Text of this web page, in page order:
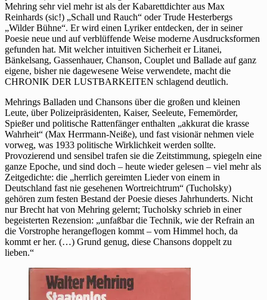
Mehring sehr viel mehr ist als der Kabarettdichter aus Max
Reinhards (sic!) „Schall und Rauch“ oder Trude Hesterbergs
„Wilder Bühne“. Er wird einen Lyriker entdecken, der in seiner
Poesie neue und auf verblüffende Weise moderne Ausdrucksformen
gefunden hat. Mit welcher intuitiven Sicherheit er Litanei,
Bänkelsang, Gassenhauer, Chanson, Couplet und Ballade auf ganz
eigene, bisher nie dagewesene Weise verwendete, macht die
CHRONIK DER LUSTBARKEITEN schlagend deutlich.
Mehrings Balladen und Chansons über die großen und kleinen
Leute, über Polizeipräsidenten, Kaiser, Seeleute, Fememörder,
Spießer und politische Rattenfänger enthalten „akkurat die krasse
Wahrheit“ (Max Herrmann-Neiße), und fast visionär nehmen viele
vorweg, was 1933 politische Wirklichkeit werden sollte.
Provozierend und sensibel trafen sie die Zeitstimmung, spiegeln eine
ganze Epoche, und sind doch – heute wieder gelesen – viel mehr als
Zeitgedichte: die „herrlich gereimten Lieder von einem in
Deutschland fast nie gesehenen Wortreichtrum“ (Tucholsky)
gehören zum festen Bestand der Poesie dieses Jahrhunderts. Nicht
nur Brecht hat von Mehring gelernt; Tucholsky schrieb in einer
begeisterten Rezension: „unfaßbar die Technik, wie der Refrain an
die Vorstrophe herangeflogen kommt – vom Himmel hoch, da
kommt er her. (…) Grund genug, diese Chansons doppelt zu
lieben.“